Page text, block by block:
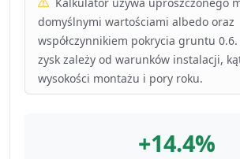
domyślnymi wartościami albedo oraz
współczynnikiem pokrycia gruntu 0.6.
zysk zależy od warunków instalacji,
wysokości montażu i pory roku.
+14.4%